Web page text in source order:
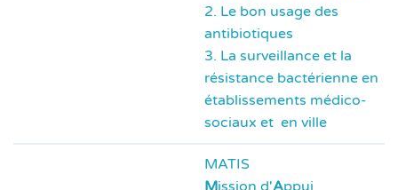
2. Le bon usage des
antibiotiques
3. La surveillance et la
résistance bactérienne en
établissements médico-
sociaux et en ville
MATIS